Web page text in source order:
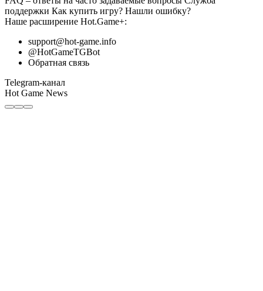
поддержки Как купить игру? Нашли ошибку?
Наше расширение Hot.Game+:
support@hot-game.info
@HotGameTGBot
Обратная связь
Telegram-канал
Hot Game News